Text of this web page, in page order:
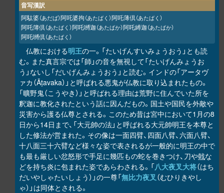
音写漢訳
阿駄婆（あだば）阿吒婆拘（あたばく）阿吒薄倶（あたばく）
阿吒簿倶（あたばく）阿吒嚩迦（あたばか）阿吒縛迦（あたばか）
阿吒嚩倶（あたばく）
仏教における明王の一。「たいげんすいみょうおう」とも読
む。また真言宗では「師」の音を無視して「たいげんみょうお
う」ないし「だいげんみょうおう」と読む。インドの「アータヴ
ァカ（Āṭavaka）」と呼ばれる悪鬼が仏教に取り込まれたもの。
「曠野鬼（こうやき）」と呼ばれる理由は荒野に住んでいた所を
釈迦に教化されたという話に因んだもの。国土や国民を外敵や
災害から護る仏尊とされる。このため昔は宮中において1月の8
日から14日まで、「大元帥の法」と呼ばれる大元帥明王を本尊と
した修法が営まれた。その像は一面四臂、四面八臂、六面八臂、
十八面三十六臂など様々な姿で表されるが一般的に明王の中で
も最も厳しい忿怒形で手足に幾匹もの蛇を巻きつけ、刀や戟な
どを持ち炎に包まれた姿であらわされる。「八大夜叉大将（はち
だいやしゃたいしょう）」の一尊「無比力夜叉（むひりきやし
ゃ）」は同体とされる。